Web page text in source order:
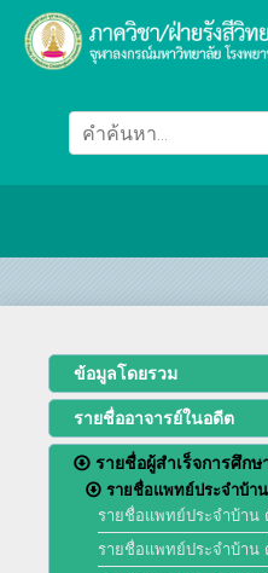
ภาควิชา/ฝ่
ปรัชญา วิสัยทัศน์ พันธกิจ
พัฒนาการของภาควิชา
คณะก
บุค
ข้อมูลโดยรวม
รายชื่ออาจารย์ในอดีต
รายชื่อผู้สำเร็จการศึกษ
รายชื่อแพทย์ประจำบ้าน
รายชื่อแพทย์ประจำบ้าน
รายชื่อแพทย์ประจำบ้าน